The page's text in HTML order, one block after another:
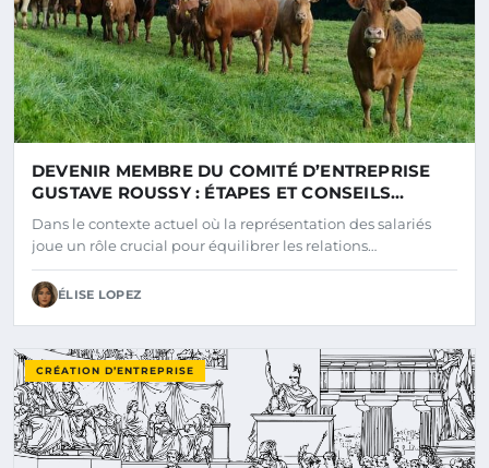
DEVENIR MEMBRE DU COMITÉ D’ENTREPRISE
GUSTAVE ROUSSY : ÉTAPES ET CONSEILS
PRATIQUES EN 2025
Dans le contexte actuel où la représentation des salariés
joue un rôle crucial pour équilibrer les relations…
ÉLISE LOPEZ
CRÉATION D’ENTREPRISE